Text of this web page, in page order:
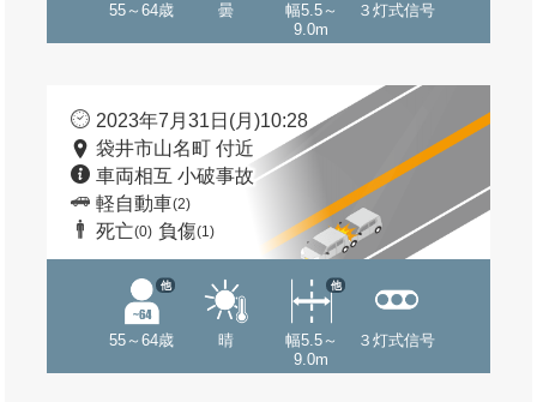
55～64歳 曇
幅5.5～
9.0m
３灯式信号
2023年7月31日(月)10:28
袋井市山名町 付近
車両相互 小破事故
軽自動車(2)
死亡(0) 負傷(1)
55～64歳
他
晴
幅5.5～
9.0m
他
３灯式信号